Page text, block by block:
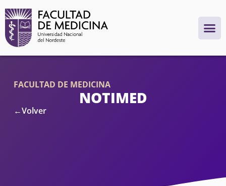
FACULTAD DE MEDICINA
NOTIMED
←Volver